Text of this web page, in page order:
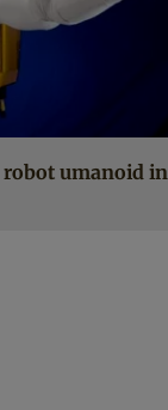
umanoid in